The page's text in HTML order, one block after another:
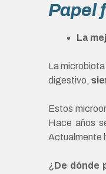
Papel
La
La
digestivo,
Estos
Hace años
Actualmente
¿ De dónde